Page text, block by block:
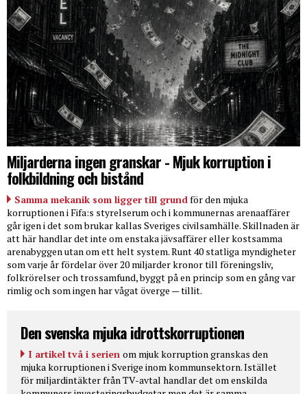
Miljarderna ingen granskar - Mjuk korruption i
folkbildning och bistånd
Samma mekanik som ligger till grund för den mjuka
korruptionen i Fifa:s styrelserum och i kommunernas arenaaffärer
går igen i det som brukar kallas Sveriges civilsamhälle. Skillnaden är
att här handlar det inte om enstaka jävsaffärer eller kostsamma
arenabyggen utan om ett helt system. Runt 40 statliga myndigheter
som varje år fördelar över 20 miljarder kronor till föreningsliv,
folkrörelser och trossamfund, byggt på en princip som en gång var
rimlig och som ingen har vågat överge — tillit.
Den svenska mjuka idrottskorruptionen
I artikel två i serien om mjuk korruption granskas den
mjuka korruptionen i Sverige inom kommunsektorn. Istället
för miljardintäkter från TV-avtal handlar det om enskilda